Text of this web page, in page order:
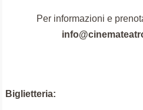
Per informazioni e
Biglietteria: